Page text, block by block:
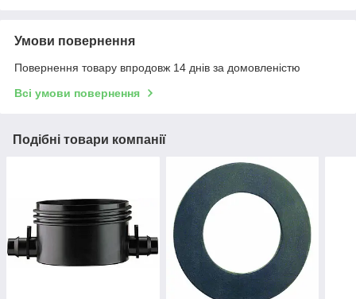
Умови повернення
Повернення товару впродовж 14 днів за домовленістю
Всі умови повернення
Подібні товари компанії